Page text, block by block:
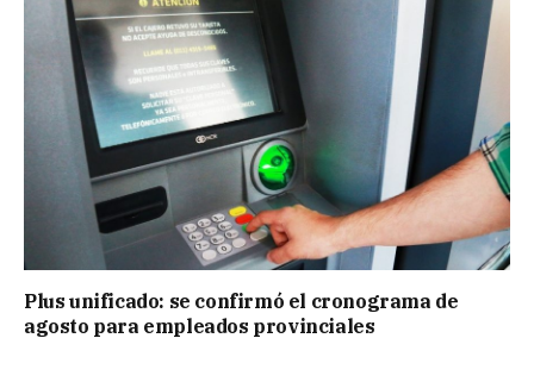
Plus unificado: se confirmó el cronograma de
agosto para empleados provinciales